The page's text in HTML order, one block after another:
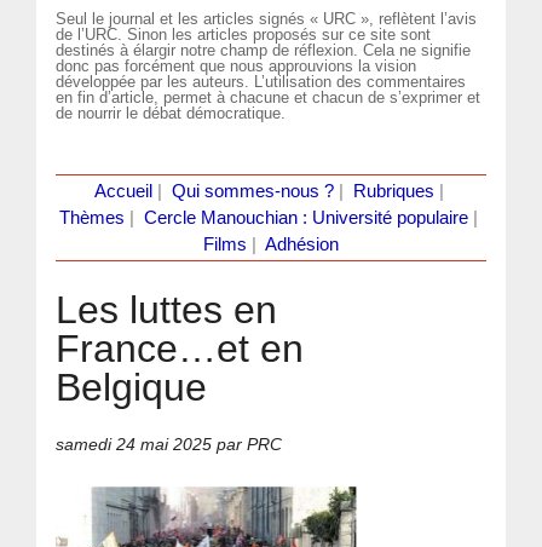
Seul le journal et les articles signés « URC », reflètent l’avis
de l’URC. Sinon les articles proposés sur ce site sont
destinés à élargir notre champ de réflexion. Cela ne signifie
donc pas forcément que nous approuvions la vision
développée par les auteurs. L’utilisation des commentaires
en fin d’article, permet à chacune et chacun de s’exprimer et
de nourrir le débat démocratique.
Accueil Qui sommes-nous ?| Rubriques
Thèmes
Cercle Manouchian : Université populaire
Films
Adhésion
Les luttes en
France…et en
Belgique
samedi 24 mai 2025 par PRC